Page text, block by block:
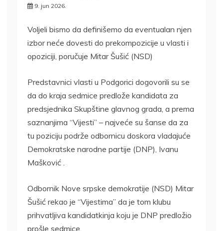
9. jun 2026.
Voljeli bismo da definišemo da eventualan njen
izbor neće dovesti do prekompozicije u vlasti i
opoziciji, poručuje Mitar Šušić (NSD)
Predstavnici vlasti u Podgorici dogovorili su se
da do kraja sedmice predlože kandidata za
predsjednika Skupštine glavnog grada, a prema
saznanjima “Vijesti” – najveće su šanse da za
tu poziciju podrže odbornicu doskora vladajuće
Demokratske narodne partije (DNP), Ivanu
Mašković .
Odbornik Nove srpske demokratije (NSD) Mitar
Šušić rekao je “Vijestima” da je tom klubu
prihvatljiva kandidatkinja koju je DNP predložio
prošle sedmice.